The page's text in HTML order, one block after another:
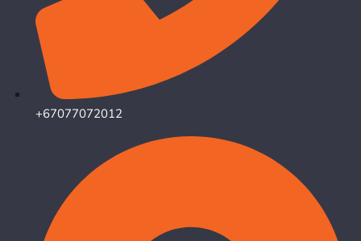
+67077072012